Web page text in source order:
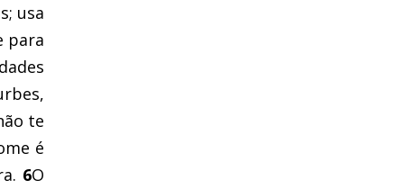
usa
para
te
é
6O